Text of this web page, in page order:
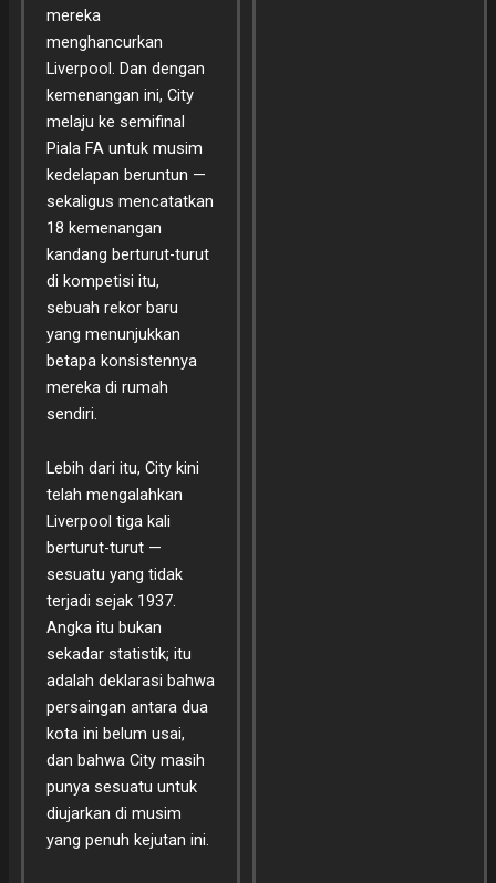
mereka
menghancurkan
Liverpool. Dan dengan
kemenangan ini, City
melaju ke semifinal
Piala FA untuk musim
kedelapan beruntun —
sekaligus mencatatkan
18 kemenangan
kandang berturut-turut
di kompetisi itu,
sebuah rekor baru
yang menunjukkan
betapa konsistennya
mereka di rumah
sendiri.
Lebih dari itu, City kini
telah mengalahkan
Liverpool tiga kali
berturut-turut —
sesuatu yang tidak
terjadi sejak 1937.
Angka itu bukan
sekadar statistik; itu
adalah deklarasi bahwa
persaingan antara dua
kota ini belum usai,
dan bahwa City masih
punya sesuatu untuk
diujarkan di musim
yang penuh kejutan ini.